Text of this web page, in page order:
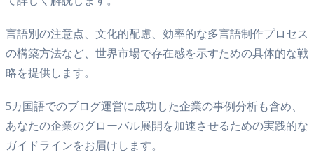
言語別の注意点、文化的配慮、効率的な多言語制作プロセス
の構築方法など、世界市場で存在感を示すための具体的な戦
略を提供します。
5カ国語でのブログ運営に成功した企業の事例分析も含め、
あなたの企業のグローバル展開を加速させるための実践的な
ガイドラインをお届けします。